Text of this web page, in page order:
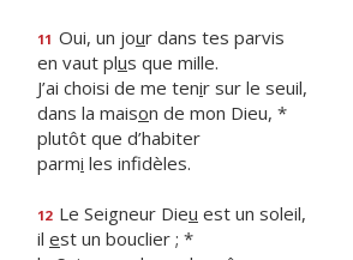
11 Oui, un jour dans tes parvis
en vaut plus que mille.
J’ai choisi de me tenir sur le seuil,
dans la maison de mon Dieu, *
plutôt que d’habiter
parmi les infidèles.
12 Le Seigneur Dieu est un soleil,
il est un bouclier ; *